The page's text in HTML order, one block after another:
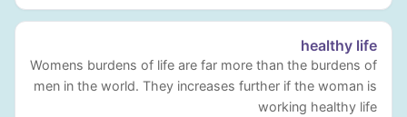
healthy life
Womens burdens of life are far more than the burdens of
men in the world. They increases further if the woman is
working healthy life